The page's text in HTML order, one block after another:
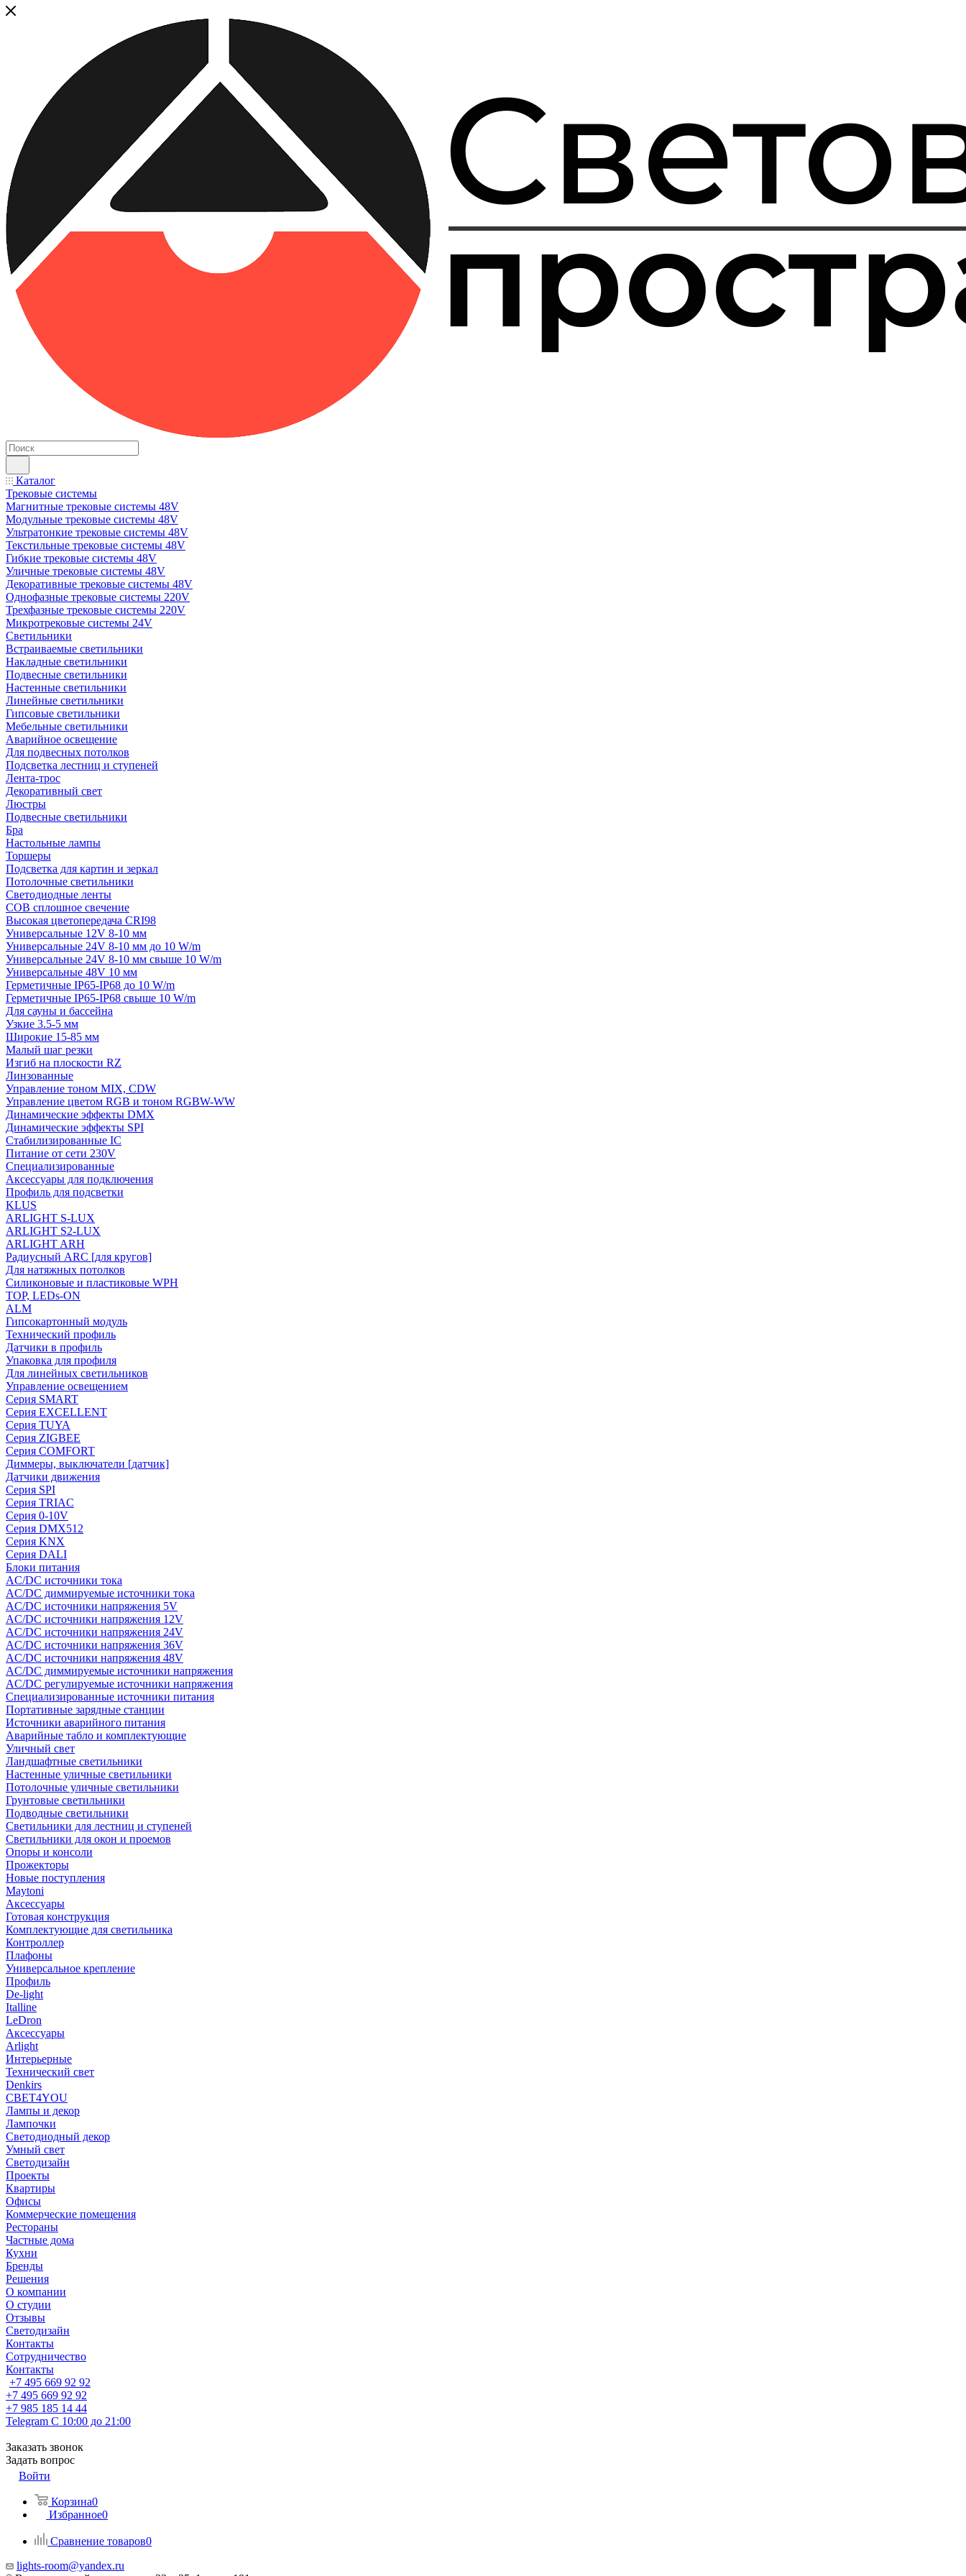
Каталог
Трековые системы
Магнитные трековые системы 48V
Модульные трековые системы 48V
Ультратонкие трековые системы 48V
Текстильные трековые системы 48V
Гибкие трековые системы 48V
Уличные трековые системы 48V
Декоративные трековые системы 48V
Однофазные трековые системы 220V
Трехфазные трековые системы 220V
Микротрековые системы 24V
Светильники
Встраиваемые светильники
Накладные светильники
Подвесные светильники
Настенные светильники
Линейные светильники
Гипсовые светильники
Мебельные светильники
Аварийное освещение
Для подвесных потолков
Подсветка лестниц и ступеней
Лента-трос
Декоративный свет
Люстры
Подвесные светильники
Бра
Настольные лампы
Торшеры
Подсветка для картин и зеркал
Потолочные светильники
Светодиодные ленты
COB сплошное свечение
Высокая цветопередача CRI98
Универсальные 12V 8-10 мм
Универсальные 24V 8-10 мм до 10 W/m
Универсальные 24V 8-10 мм свыше 10 W/m
Универсальные 48V 10 мм
Герметичные IP65-IP68 до 10 W/m
Герметичные IP65-IP68 свыше 10 W/m
Для сауны и бассейна
Узкие 3.5-5 мм
Широкие 15-85 мм
Малый шаг резки
Изгиб на плоскости RZ
Линзованные
Управление тоном MIX, CDW
Управление цветом RGB и тоном RGBW-WW
Динамические эффекты DMX
Динамические эффекты SPI
Стабилизированные IC
Питание от сети 230V
Специализированные
Аксессуары для подключения
Профиль для подсветки
KLUS
ARLIGHT S-LUX
ARLIGHT S2-LUX
ARLIGHT ARH
Радиусный ARC [для кругов]
Для натяжных потолков
Силиконовые и пластиковые WPH
TOP, LEDs-ON
ALM
Гипсокартонный модуль
Технический профиль
Датчики в профиль
Упаковка для профиля
Для линейных светильников
Управление освещением
Серия SMART
Серия EXCELLENT
Серия TUYA
Серия ZIGBEE
Серия COMFORT
Диммеры, выключатели [датчик]
Датчики движения
Серия SPI
Серия TRIAC
Серия 0-10V
Серия DMX512
Серия KNX
Серия DALI
Блоки питания
AC/DC источники тока
AC/DC диммируемые источники тока
AC/DC источники напряжения 5V
AC/DC источники напряжения 12V
AC/DC источники напряжения 24V
AC/DC источники напряжения 36V
AC/DC источники напряжения 48V
AC/DC диммируемые источники напряжения
AC/DC регулируемые источники напряжения
Специализированные источники питания
Портативные зарядные станции
Источники аварийного питания
Аварийные табло и комплектующие
Уличный свет
Ландшафтные светильники
Настенные уличные светильники
Потолочные уличные светильники
Грунтовые светильники
Подводные светильники
Светильники для лестниц и ступеней
Светильники для окон и проемов
Опоры и консоли
Прожекторы
Новые поступления
Maytoni
Аксессуары
Готовая конструкция
Комплектующие для светильника
Контроллер
Плафоны
Универсальное крепление
Профиль
De-light
Italline
LeDron
Аксессуары
Arlight
Интерьерные
Технический свет
Denkirs
СВЕТ4YOU
Лампы и декор
Лампочки
Светодиодный декор
Умный свет
Светодизайн
Проекты
Квартиры
Офисы
Коммерческие помещения
Рестораны
Частные дома
Кухни
Бренды
Решения
О компании
О студии
Отзывы
Светодизайн
Контакты
Сотрудничество
Контакты
+7 495 669 92 92
+7 495 669 92 92
+7 985 185 14 44
Telegram С 10:00 до 21:00
Заказать звонок
Задать вопрос
Войти
Корзина0
Избранное0
Сравнение товаров0
lights-room@yandex.ru